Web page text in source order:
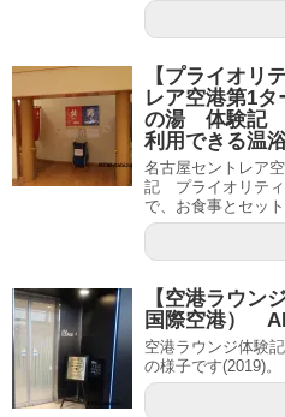
【プライオリ
レア空港第1
の湯 体験記
利用できる温
名古屋セントレア
記 プライオリティ
で、お食事とセッ
【空港ラウン
国際空港）
空港ラウンジ体験
の様子です(2019)。